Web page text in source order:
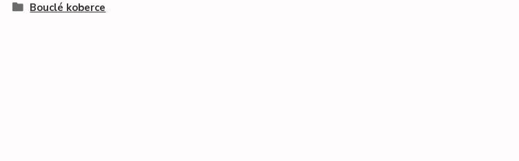
Bouclé koberce